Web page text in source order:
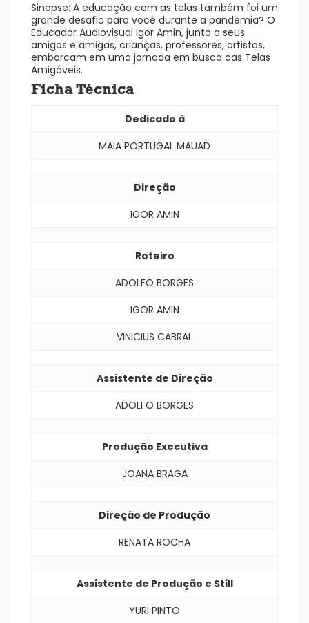
Sinopse: A educação com as telas também foi um
grande desafio para você durante a pandemia? O
Educador Audiovisual Igor Amin, junto a seus
amigos e amigas, crianças, professores, artistas,
embarcam em uma jornada em busca das Telas
Amigáveis.
Ficha Técnica
Dedicado à
MAIA PORTUGAL MAUAD
Direção
IGOR AMIN
Roteiro
ADOLFO BORGES
IGOR AMIN
VINICIUS CABRAL
Assistente de Direção
ADOLFO BORGES
Produção Executiva
JOANA BRAGA
Direção de Produção
RENATA ROCHA
Assistente de Produção e Still
YURI PINTO